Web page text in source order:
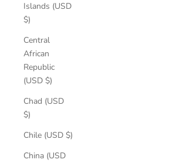
Islands (USD
$)
Central
African
Republic
(USD $)
Chad (USD
$)
Chile (USD $)
China (USD